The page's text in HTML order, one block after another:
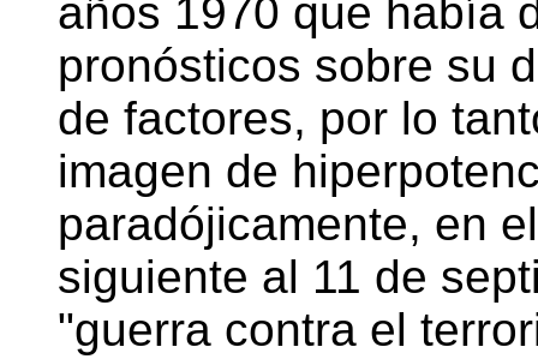
años 1970 que había
pronósticos sobre su
de factores, por lo
imagen de
paradójicamente, en
siguiente al 11 de
"guerra contra el